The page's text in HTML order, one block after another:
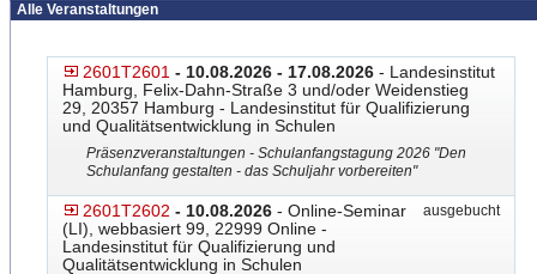
Alle Veranstaltungen
2601T2601 - 10.08.2026 - 17.08.2026 - Landesinstitut
Hamburg, Felix-Dahn-Straße 3 und/oder Weidenstieg
29, 20357 Hamburg - Landesinstitut für Qualifizierung
und Qualitätsentwicklung in Schulen
Präsenzveranstaltungen - Schulanfangstagung 2026 "Den
Schulanfang gestalten - das Schuljahr vorbereiten"
2601T2602 - 10.08.2026 - Online-Seminar
(LI), webbasiert 99, 22999 Online -
Landesinstitut für Qualifizierung und
Qualitätsentwicklung in Schulen
ausgebucht